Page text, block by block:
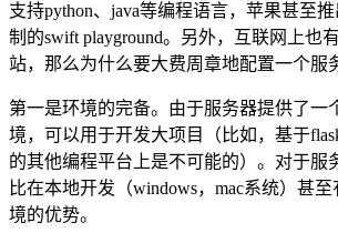
支持python、java等编程语言，苹果甚至
制的swift playground。另外，互联网上也
站，那么为什么要大费周章地配置一个服
第一是环境的完备。由于服务器提供了一
境，可以用于开发大项目（比如，基于
的其他编程平台上是不可能的）。对于服
比在本地开发（windows，mac系统）甚
境的优势。